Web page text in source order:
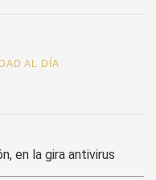
AL DÍA
en la gira antivirus